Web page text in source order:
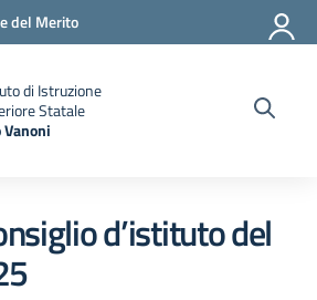
del Merito
di Istruzione
Statale
Vanoni
d’istituto del